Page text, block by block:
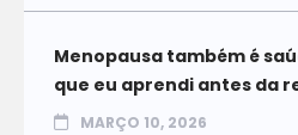
Menopausa também é
que eu aprendi antes da
MARÇO 10, 2026